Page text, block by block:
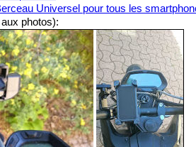
Universel pour tous les
photos):